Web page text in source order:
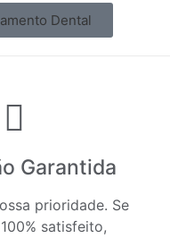
Dental
Garantida
prioridade. Se
satisfeito,